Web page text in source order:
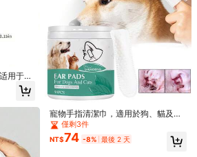
用于犬
寵物手指清潔巾，適用於狗、貓及寵
物，用於清潔耳朵、清除污垢，寵物
耳道清潔手指套，清潔貓狗耳蟎、耳
垢，耳道護理手指套
僅剩3件
NT$74 -8% 最後 2 天